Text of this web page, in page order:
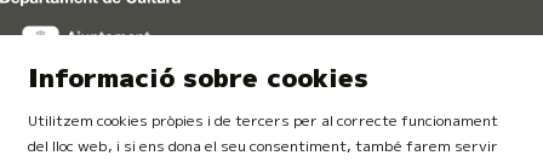
Informació sobre cookies
Utilitzem cookies pròpies i de tercers per al correcte funcionament
del lloc web, i si ens dona el seu consentiment, també farem servir